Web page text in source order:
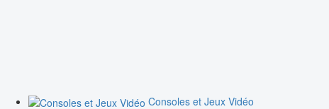
Consoles et Jeux Vidéo